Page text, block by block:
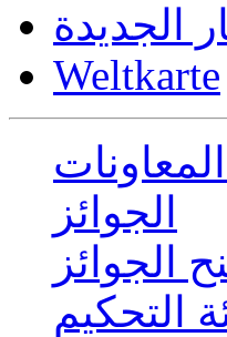
الجديدة
Weltkarte
الجوائز
الجوائز
التحكيم